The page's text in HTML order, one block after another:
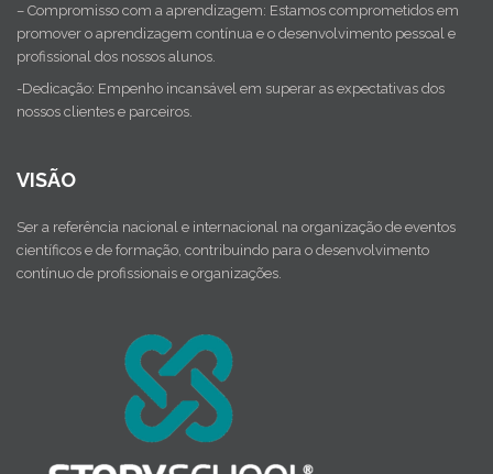
– Compromisso com a aprendizagem: Estamos comprometidos em
promover o aprendizagem contínua e o desenvolvimento pessoal e
profissional dos nossos alunos.
-Dedicação: Empenho incansável em superar as expectativas dos
nossos clientes e parceiros.
VISÃO
Ser a referência nacional e internacional na organização de eventos
científicos e de formação, contribuindo para o desenvolvimento
contínuo de profissionais e organizações.